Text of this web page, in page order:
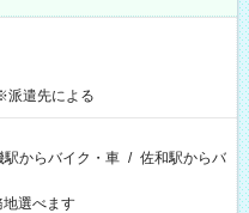
派遣先による
駅からバイク・車 / 佐和駅からバ
選べます